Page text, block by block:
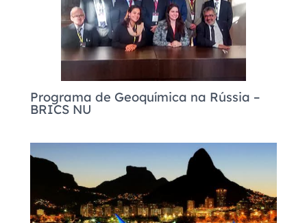
Programa de Geoquímica na Rússia –
BRICS NU